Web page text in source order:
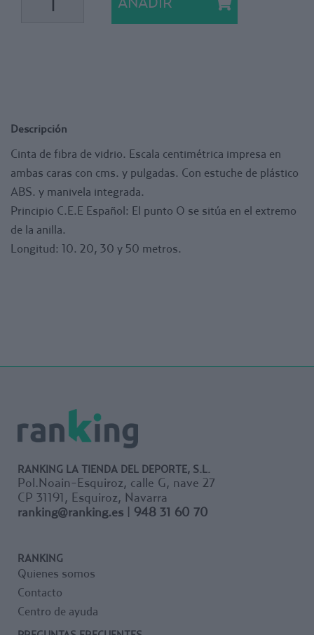
Descripción
Cinta de fibra de vidrio. Escala centimétrica impresa en
ambas caras con cms. y pulgadas. Con estuche de plástico
ABS. y manivela integrada.
Principio C.E.E Español: El punto O se sitúa en el extremo
de la anilla.
Longitud: 10. 20, 30 y 50 metros.
RANKING LA TIENDA DEL DEPORTE, S.L.
Pol.Noain-Esquiroz, calle G, nave 27
CP 31191, Esquiroz, Navarra
ranking@ranking.es | 948 31 60 70
RANKING
Quienes somos
Contacto
Centro de ayuda